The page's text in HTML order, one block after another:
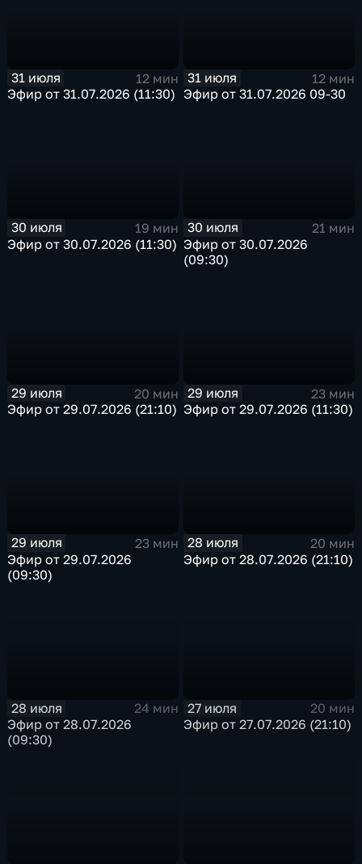
31 июля
12 мин
Эфир от 31.07.2026 (11:30)
31 июля
12 мин
Эфир от 31.07.2026 09-30
30 июля
19 мин
Эфир от 30.07.2026 (11:30)
30 июля
21 мин
Эфир от 30.07.2026
(09:30)
29 июля
20 мин
Эфир от 29.07.2026 (21:10)
29 июля
23 мин
Эфир от 29.07.2026 (11:30)
29 июля
23 мин
Эфир от 29.07.2026
(09:30)
28 июля
20 мин
Эфир от 28.07.2026 (21:10)
28 июля
24 мин
Эфир от 28.07.2026
(09:30)
27 июля
20 мин
Эфир от 27.07.2026 (21:10)